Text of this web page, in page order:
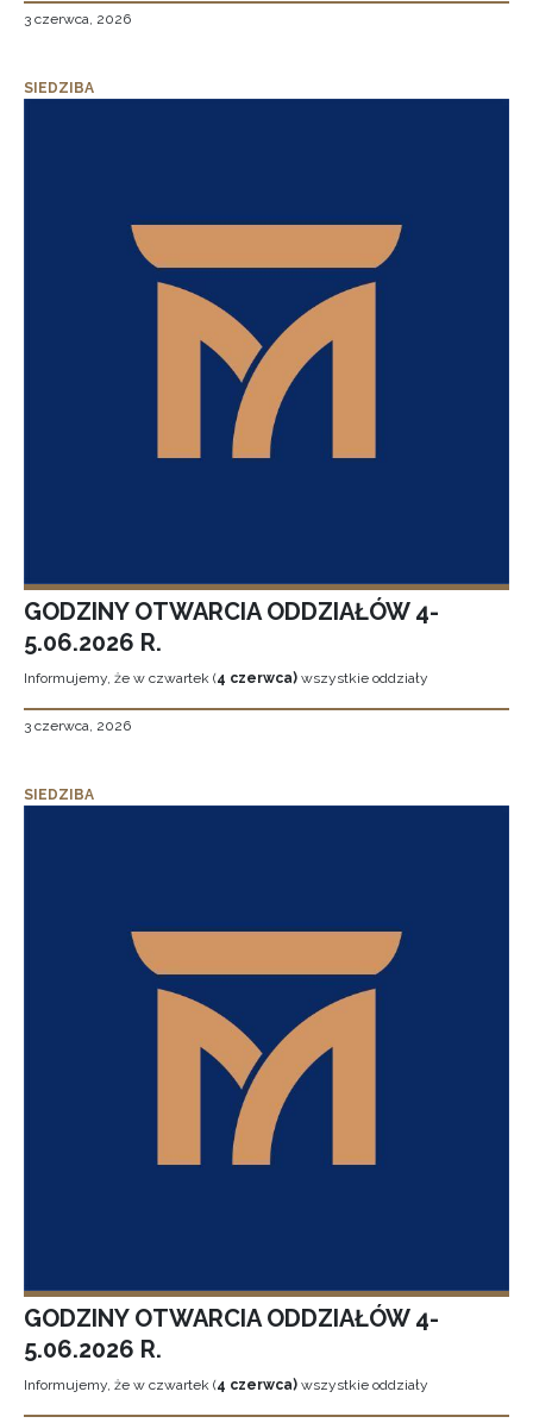
3 czerwca, 2026
SIEDZIBA
GODZINY OTWARCIA ODDZIAŁÓW 4-
5.06.2026 R.
Informujemy, że w czwartek (4 czerwca) wszystkie oddziały
3 czerwca, 2026
SIEDZIBA
GODZINY OTWARCIA ODDZIAŁÓW 4-
5.06.2026 R.
Informujemy, że w czwartek (4 czerwca) wszystkie oddziały